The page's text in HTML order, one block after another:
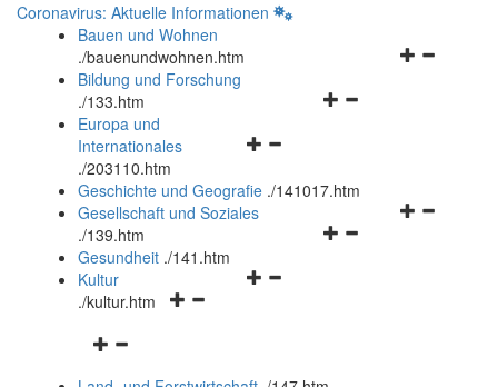
Coronavirus: Aktuelle Informationen
Bauen und Wohnen
./bauenundwohnen.htm
Navigationsmenü
Bildung und Forschung
./133.htm
Navigationsmenü
und
schließen
Europa und
Internationales
./203110.htm
Geschichte und Geografie ./141017.htm
Navigationsmenü
Gesellschaft und Soziales
./139.htm
Navigationsmenü
Gesundheit ./141.htm
Navigationsmenü
Kultur
./kultur.htm
Navigationsmenü